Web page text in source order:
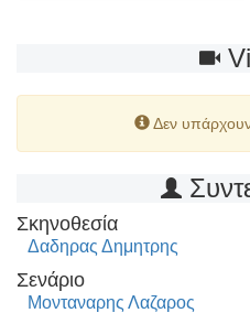
Δεν
Σκηνοθεσία
Δαδηρας Δημητρης
Σενάριο
Μονταναρης Λαζαρος